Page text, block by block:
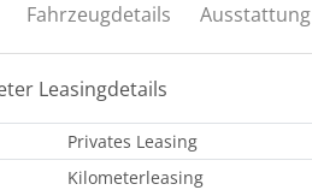
Fahrzeugdetails Ausstattung
Leasingdetails
Privates Leasing
Kilometerleasing